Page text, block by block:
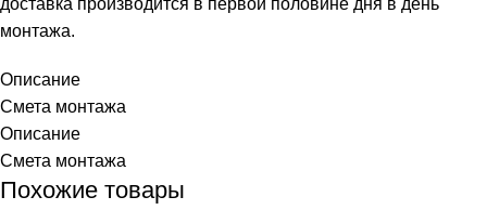
монтажа.
Описание
Смета монтажа
Описание
Смета монтажа
Похожие товары